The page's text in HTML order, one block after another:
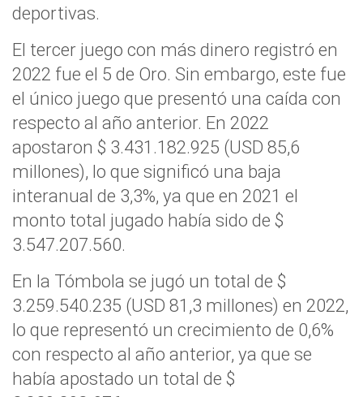
deportivas.
El tercer juego con más dinero registró en
2022 fue el 5 de Oro. Sin embargo, este fue
el único juego que presentó una caída con
respecto al año anterior. En 2022
apostaron $ 3.431.182.925 (USD 85,6
millones), lo que significó una baja
interanual de 3,3%, ya que en 2021 el
monto total jugado había sido de $
3.547.207.560.
En la Tómbola se jugó un total de $
3.259.540.235 (USD 81,3 millones) en 2022,
lo que representó un crecimiento de 0,6%
con respecto al año anterior, ya que se
había apostado un total de $